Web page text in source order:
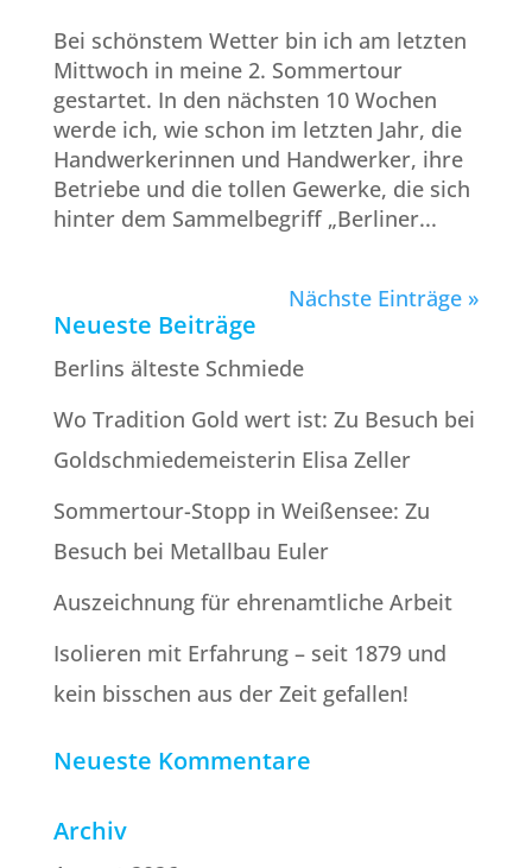
Bei schönstem Wetter bin ich am letzten
Mittwoch in meine 2. Sommertour
gestartet. In den nächsten 10 Wochen
werde ich, wie schon im letzten Jahr, die
Handwerkerinnen und Handwerker, ihre
Betriebe und die tollen Gewerke, die sich
hinter dem Sammelbegriff „Berliner...
Nächste Einträge »
Neueste Beiträge
Berlins älteste Schmiede
Wo Tradition Gold wert ist: Zu Besuch bei
Goldschmiede­meisterin Elisa Zeller
Sommertour-Stopp in Weißensee: Zu
Besuch bei Metallbau Euler
Auszeichnung für ehrenamtliche Arbeit
Isolieren mit Erfahrung – seit 1879 und
kein bisschen aus der Zeit gefallen!
Neueste Kommentare
Archiv